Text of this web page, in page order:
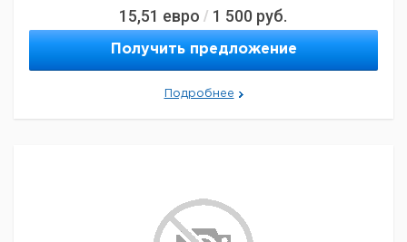
15,51 евро / 1 500 руб.
Получить предложение
Подробнее